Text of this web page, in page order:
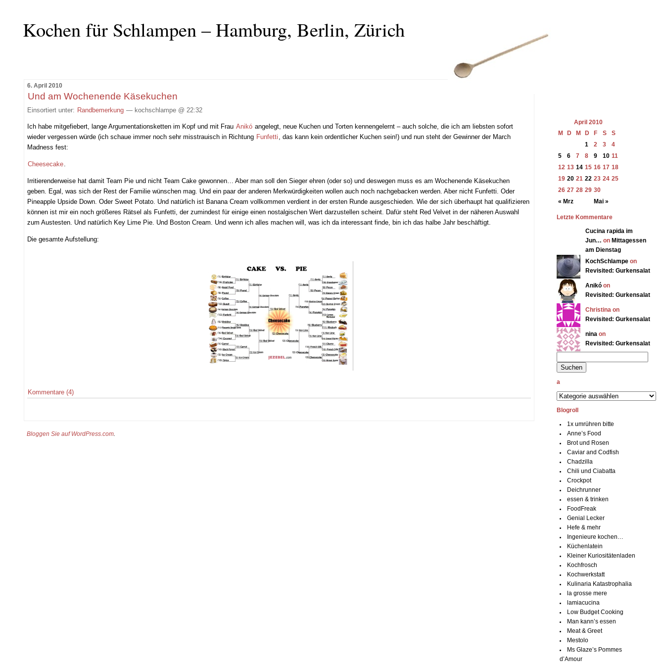
Kochen für Schlampen – Hamburg, Berlin, Zürich
6. April 2010
Und am Wochenende Käsekuchen
Einsortiert unter: Randbemerkung — kochschlampe @ 22:32
Ich habe mitgefiebert, lange Argumentationsketten im Kopf und mit Frau Anikó angelegt, neue Kuchen und Torten kennengelernt – auch solche, die ich am liebsten sofort
wieder vergessen würde (ich schaue immer noch sehr misstrauisch in Richtung Funfetti , das kann kein ordentlicher Kuchen sein!) und nun steht der Gewinner der March
Madness fest:
Cheesecake.
Irritierenderweise hat damit Team Pie und nicht Team Cake gewonnen… Aber man soll den Sieger ehren (oder so) und deswegen muss es am Wochenende Käsekuchen
geben. Egal, was sich der Rest der Familie wünschen mag. Und ein paar der anderen Merkwürdigkeiten wollen auch noch nachgebacken werden. Aber nicht Funfetti. Oder
Pineapple Upside Down. Oder Sweet Potato. Und natürlich ist Banana Cream vollkommen verdient in der ersten Runde ausgeschieden. Wie der sich überhaupt hat qualifizieren
können ist mir ein noch größeres Rätsel als Funfetti, der zumindest für einige einen nostalgischen Wert darzustellen scheint. Dafür steht Red Velvet in der näheren Auswahl
zum Austesten. Und natürlich Key Lime Pie. Und Boston Cream. Und wenn ich alles machen will, was ich da interessant finde, bin ich das halbe Jahr beschäftigt.
Die gesamte Aufstellung:
Kommentare (4)
April 2010
M
D M D F S S
« Mrz Mai »
1 2 3
4
5
6 7 8 9 10 11
12 13 14 15 16 17 18
19 20 21 22 23 24 25
26 27 28 29 30
Letzte Kommentare
Cucina rapida im
Jun… on Mittagessen
am Dienstag
KochSchlampe on
Revisited: Gurkensalat
Anikó on
Revisited: Gurkensalat
Christina on
Revisited: Gurkensalat
nina on
Revisited: Gurkensalat
a
Blogroll
1x umrühren bitte
Anne’s Food
Brot und Rosen
Caviar and Codfish
Chadzilla
Chili und Ciabatta
Crockpot
Deichrunner
essen & trinken
FoodFreak
Genial Lecker
Hefe & mehr
Ingenieure kochen…
Küchenlatein
Kleiner Kuriositätenladen
Kochfrosch
Kochwerkstatt
Kulinaria Katastrophalia
la grosse mere
lamiacucina
Low Budget Cooking
Man kann’s essen
Meat & Greet
Mestolo
Ms Glaze’s Pommes
d’Amour
Bloggen Sie auf WordPress.com.